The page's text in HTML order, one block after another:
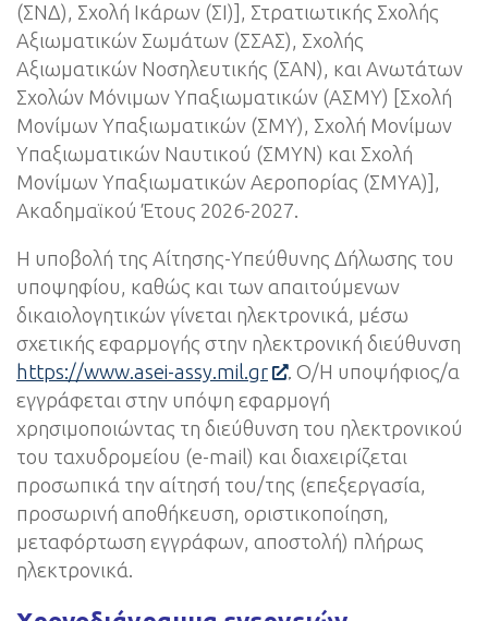
(ΣΝΔ), Σχολή Ικάρων (ΣΙ)], Στρατιωτικής Σχολής
Αξιωματικών Σωμάτων (ΣΣΑΣ), Σχολής
Αξιωματικών Νοσηλευτικής (ΣΑΝ), και Ανωτάτων
Σχολών Μόνιμων Υπαξιωματικών (ΑΣΜΥ) [Σχολή
Μονίμων Υπαξιωματικών (ΣΜΥ), Σχολή Μονίμων
Υπαξιωματικών Ναυτικού (ΣΜΥΝ) και Σχολή
Μονίμων Υπαξιωματικών Αεροπορίας (ΣΜΥΑ)],
Ακαδημαϊκού Έτους 2026-2027.
Η υποβολή της Αίτησης-Υπεύθυνης Δήλωσης του
υποψηφίου, καθώς και των απαιτούμενων
δικαιολογητικών γίνεται ηλεκτρονικά, μέσω
σχετικής εφαρμογής στην ηλεκτρονική διεύθυνση
https://www.asei-assy.mil.gr
. Ο/Η υποψήφιος/α
εγγράφεται στην υπόψη εφαρμογή
χρησιμοποιώντας τη διεύθυνση του ηλεκτρονικού
του ταχυδρομείου (e-mail) και διαχειρίζεται
προσωπικά την αίτησή του/της (επεξεργασία,
προσωρινή αποθήκευση, οριστικοποίηση,
μεταφόρτωση εγγράφων, αποστολή) πλήρως
ηλεκτρονικά.